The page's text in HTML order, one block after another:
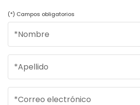
(*) Campos obligatorios